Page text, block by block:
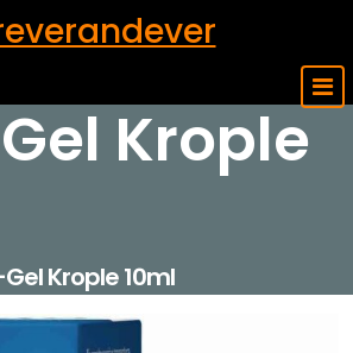
Krople
Krople 10ml